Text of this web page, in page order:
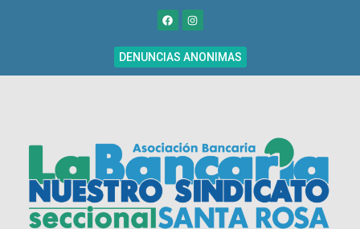
DENUNCIAS ANONIMAS